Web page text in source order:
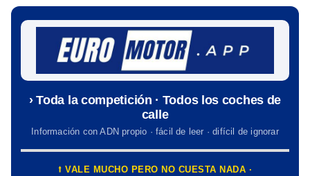
› Toda la competición · Todos los coches de
calle
Información con ADN propio · fácil de leer · difícil de ignorar
⭡ VALE MUCHO PERO NO CUESTA NADA ·